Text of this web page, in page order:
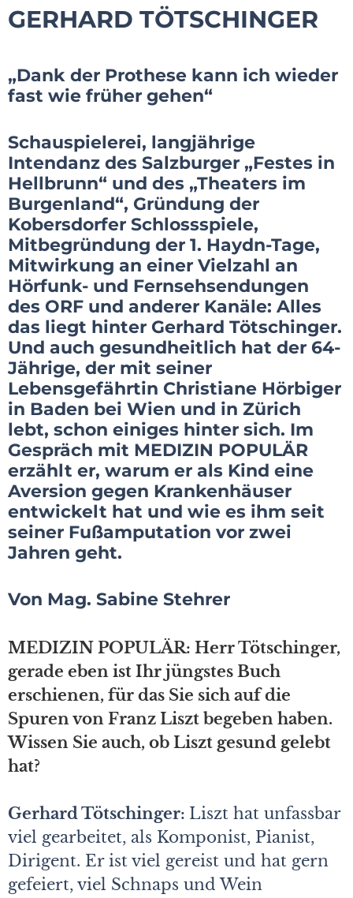
GERHARD TÖTSCHINGER
„Dank der Prothese kann ich wieder
fast wie früher gehen“
Schauspielerei, langjährige
Intendanz des Salzburger „Festes in
Hellbrunn“ und des „Theaters im
Burgenland“, Gründung der
Kobersdorfer Schlossspiele,
Mitbegründung der 1. Haydn-Tage,
Mitwirkung an einer Vielzahl an
Hörfunk- und Fernsehsendungen
des ORF und anderer Kanäle: Alles
das liegt hinter Gerhard Tötschinger.
Und auch gesundheitlich hat der 64-
Jährige, der mit seiner
Lebensgefährtin Christiane Hörbiger
in Baden bei Wien und in Zürich
lebt, schon einiges hinter sich. Im
Gespräch mit MEDIZIN POPULÄR
erzählt er, warum er als Kind eine
Aversion gegen Krankenhäuser
entwickelt hat und wie es ihm seit
seiner Fußamputation vor zwei
Jahren geht.
Von Mag. Sabine Stehrer
MEDIZIN POPULÄR: Herr Tötschinger,
gerade eben ist Ihr jüngstes Buch
erschienen, für das Sie sich auf die
Spuren von Franz Liszt begeben haben.
Wissen Sie auch, ob Liszt gesund gelebt
hat?
Gerhard Tötschinger: Liszt hat unfassbar
viel gearbeitet, als Komponist, Pianist,
Dirigent. Er ist viel gereist und hat gern
gefeiert, viel Schnaps und Wein